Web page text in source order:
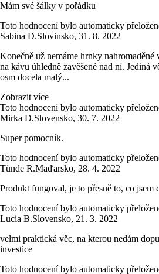
Mám své šálky v pořádku
Toto hodnocení bylo automaticky
Sabina D.Slovinsko, 31. 8. 2022
Konečně už nemáme hrnky nahromaděné
na kávu úhledně zavěšené nad ní. Jediná
osm docela malý...
Zobrazit více
Toto hodnocení bylo automaticky
Mirka D.Slovensko, 30. 7. 2022
Super pomocník.
Toto hodnocení bylo automaticky
Tünde R.Maďarsko, 28. 4. 2022
Produkt fungoval, je to přesně to, co jsem
Toto hodnocení bylo automaticky
Lucia B.Slovensko, 21. 3. 2022
velmi praktická věc, na kterou nedám
investice
Toto hodnocení bylo automaticky